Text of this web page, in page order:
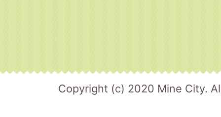
Copyright (c) 2020 Mine City.